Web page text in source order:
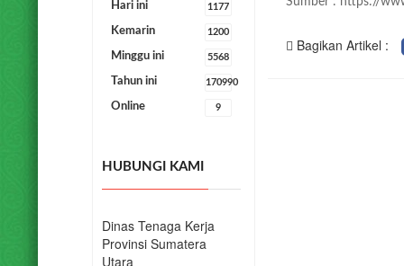
HUBUNGI KAMI
Dinas Tenaga Kerja
Provinsi Sumatera
Telp . (061) 8452551
Bagikan Artikel :